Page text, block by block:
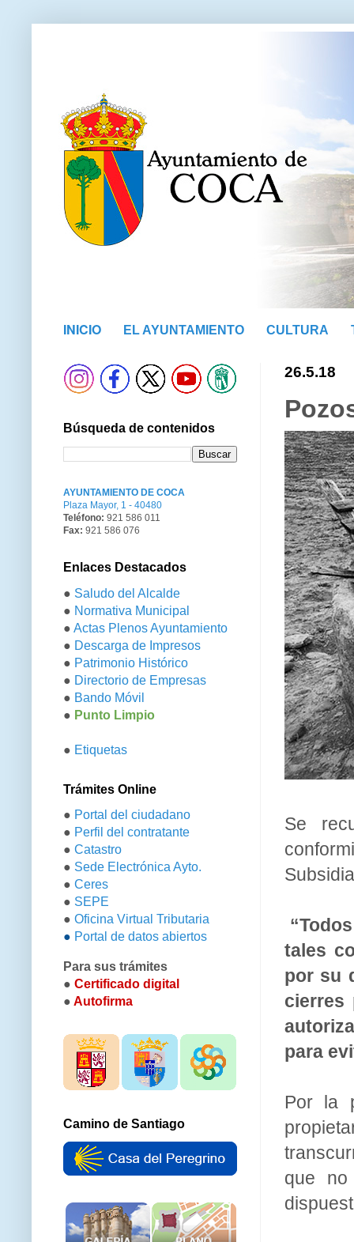
INICIO EL AYUNTAMIENTO CULTURA
26.5.18
Se
tales
por su
cierres
para
Por la
que no
Búsqueda de contenidos
AYUNTAMIENTO DE COCA
Plaza Mayor, 1 - 40480
Teléfono: 921 586 011
Fax: 921 586 076
Enlaces Destacados
● Saludo del Alcalde
● Normativa Municipal
● Actas Plenos Ayuntamiento
● Descarga de Impresos
● Patrimonio Histórico
● Directorio de Empresas
● Bando Móvil
● Punto Limpio
● Etiquetas
Trámites Online
● Portal del ciudadano
● Perfil del contratante
● Catastro
● Sede Electrónica Ayto.
● Ceres
● SEPE
● Oficina Virtual Tributaria
● Portal de datos abiertos
Para sus trámites
● Certificado digital
● Autofirma
Camino de Santiago